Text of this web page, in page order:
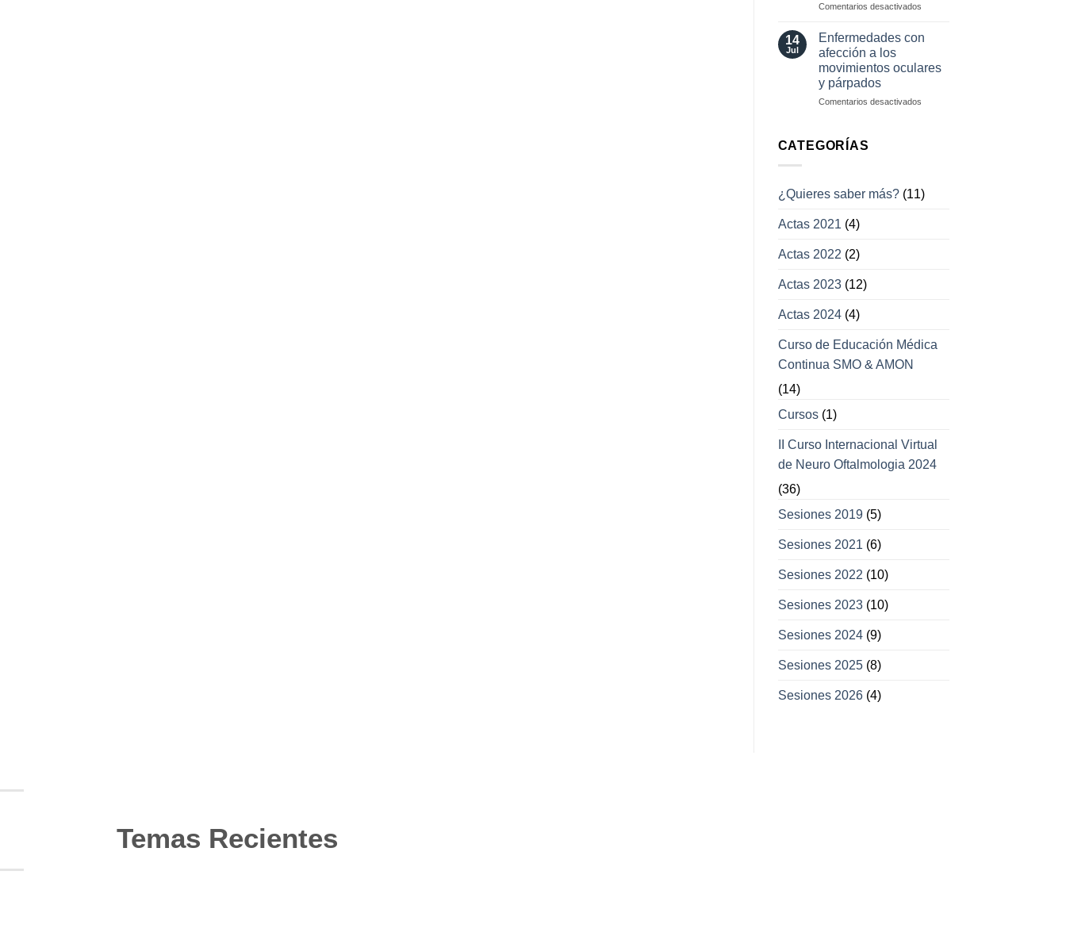
Comentarios desactivadosen
a
campos
14
Jul
Enfermedades con
afección a los
movimientos oculares
y párpados
Comentarios desactivadosen
oculares
CATEGORÍAS
¿Quieres saber más?(11)
Actas 2021 (4)
Actas 2022 (2)
Actas 2023(12)
Actas 2024(4)
Curso de Educación Médica
Continua SMO & AMON
(14)
Cursos(1)
II Curso Internacional Virtual
de Neuro Oftalmologia 2024
(36)
Sesiones 2019(5)
Sesiones 2021 (6)
Sesiones 2022 (10)
Sesiones 2023(10)
Sesiones 2024(9)
Sesiones 2025(8)
Sesiones 2026(4)
Temas Recientes